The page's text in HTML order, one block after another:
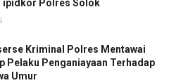
Polres Solok
Kriminal Polres Mentawai
Pelaku Penganiayaan Terhadap
Umur